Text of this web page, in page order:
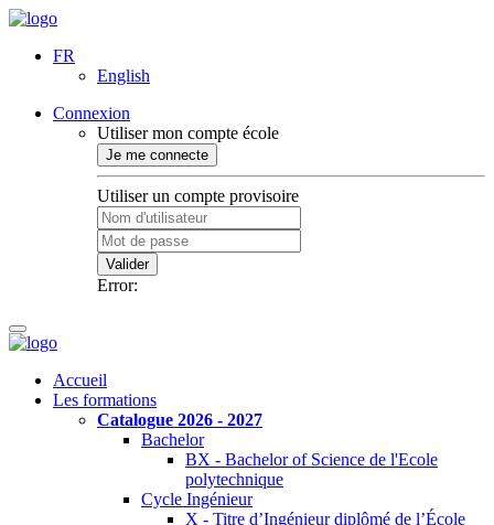
FR
English
Connexion
Utiliser mon compte école
Je me connecte
Utiliser un compte provisoire
Valider
Error:
Accueil
Les formations
Catalogue 2026 - 2027
Bachelor
BX - Bachelor of Science de l'Ecole
polytechnique
Cycle Ingénieur
X - Titre d’Ingénieur diplômé de l’École